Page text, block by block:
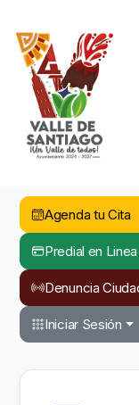
Agenda tu Cita
Predial en Linea
Denuncia
Iniciar Sesión